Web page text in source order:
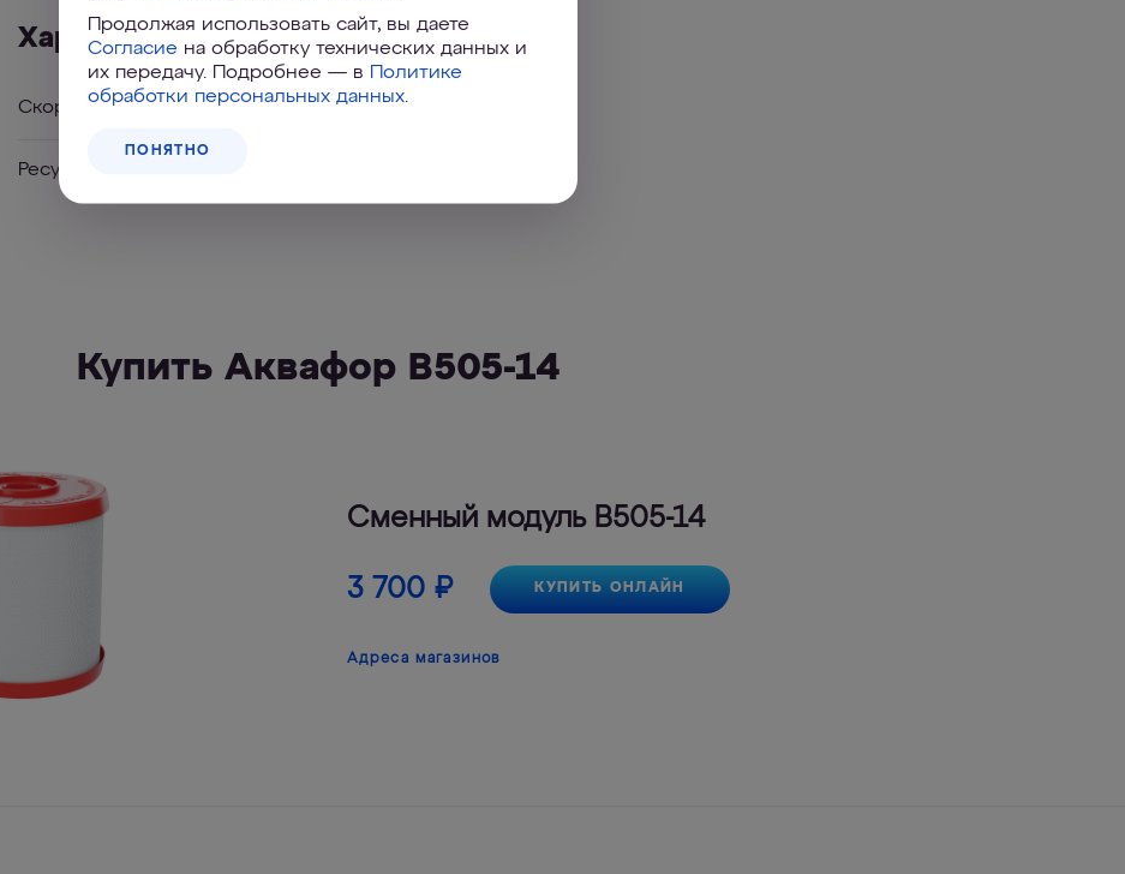
Характеристики
Скорость фильтрации 10 л/мин
Ресурс
Купить Аквафор В505-14
Сменный модуль B505-14
3 700 ₽ КУПИТЬ ОНЛАЙН
Адреса магазинов
Продолжая использовать сайт, вы даете
Согласие на обработку технических данных и
их передачу. Подробнее — в Политике
обработки персональных данных
ПОНЯТНО